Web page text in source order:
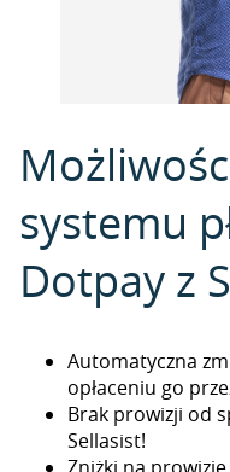
systemu
Dotpay z
Automatyczna
opłaceniu go
Brak prowizji od
Sellasist!